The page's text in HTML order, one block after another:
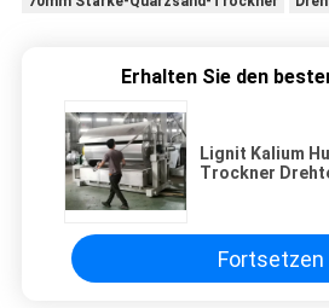
Erhalten Sie den
Lignit Kalium
Trockner
Fortsetzen